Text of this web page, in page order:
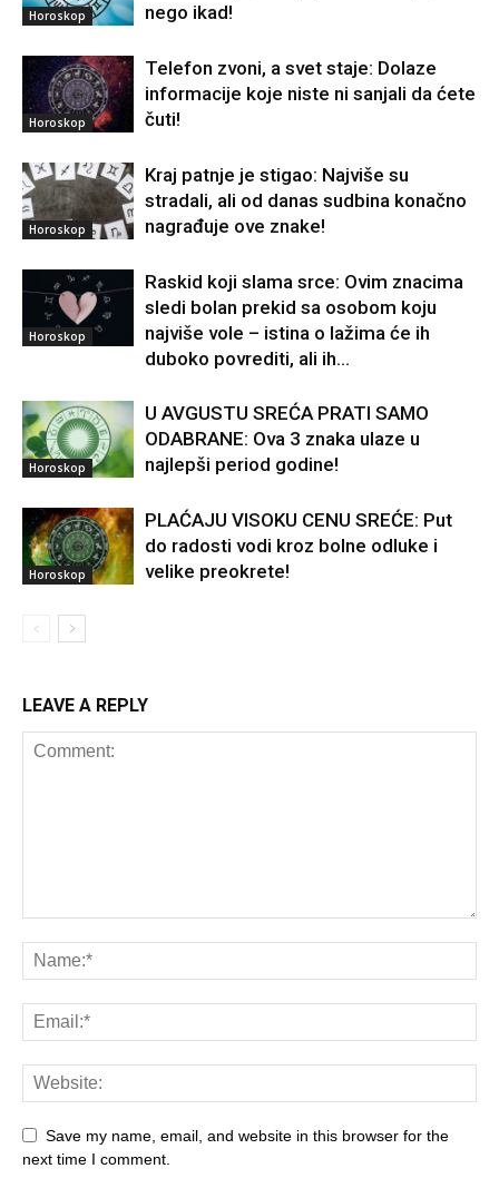
Horoskop
nego ikad!
Horoskop
Telefon zvoni, a svet staje: Dolaze
informacije koje niste ni sanjali da ćete
čuti!
Horoskop
Kraj patnje je stigao: Najviše su
stradali, ali od danas sudbina konačno
nagrađuje ove znake!
Horoskop
Raskid koji slama srce: Ovim znacima
sledi bolan prekid sa osobom koju
najviše vole – istina o lažima će ih
duboko povrediti, ali ih...
Horoskop
U AVGUSTU SREĆA PRATI SAMO
ODABRANE: Ova 3 znaka ulaze u
najlepši period godine!
Horoskop
PLAĆAJU VISOKU CENU SREĆE: Put
do radosti vodi kroz bolne odluke i
velike preokrete!
LEAVE A REPLY
Save my name, email, and website in this browser for the
next time I comment.